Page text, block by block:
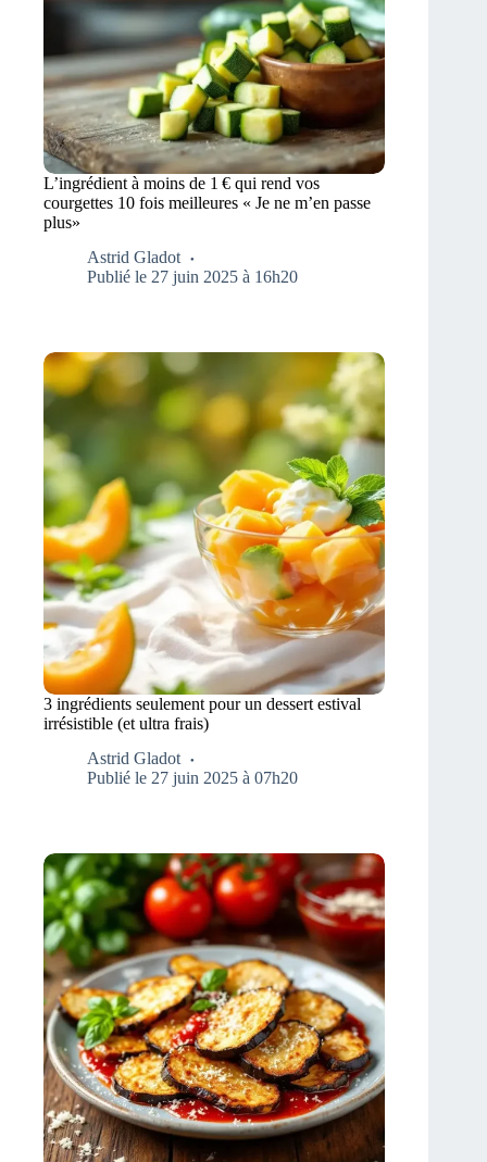
L’ingrédient à moins de 1 € qui rend vos
courgettes 10 fois meilleures « Je ne m’en passe
plus»
Astrid Gladot
Publié le 27 juin 2025 à 16h20
3 ingrédients seulement pour un dessert estival
irrésistible (et ultra frais)
Astrid Gladot
Publié le 27 juin 2025 à 07h20